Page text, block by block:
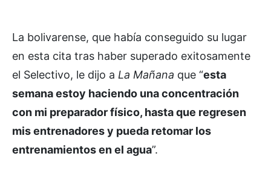
La bolivarense, que había conseguido su lugar
en esta cita tras haber superado exitosamente
el Selectivo, le dijo a La Mañana que “esta
semana estoy haciendo una concentración
con mi preparador físico, hasta que regresen
mis entrenadores y pueda retomar los
entrenamientos en el agua”.